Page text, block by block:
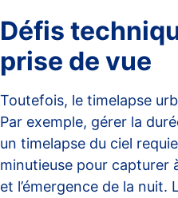
Défis
prise de vue
Toutefois, le timelapse
Par exemple, gérer la
un timelapse du ciel
minutieuse pour capturer
et l’émergence de la